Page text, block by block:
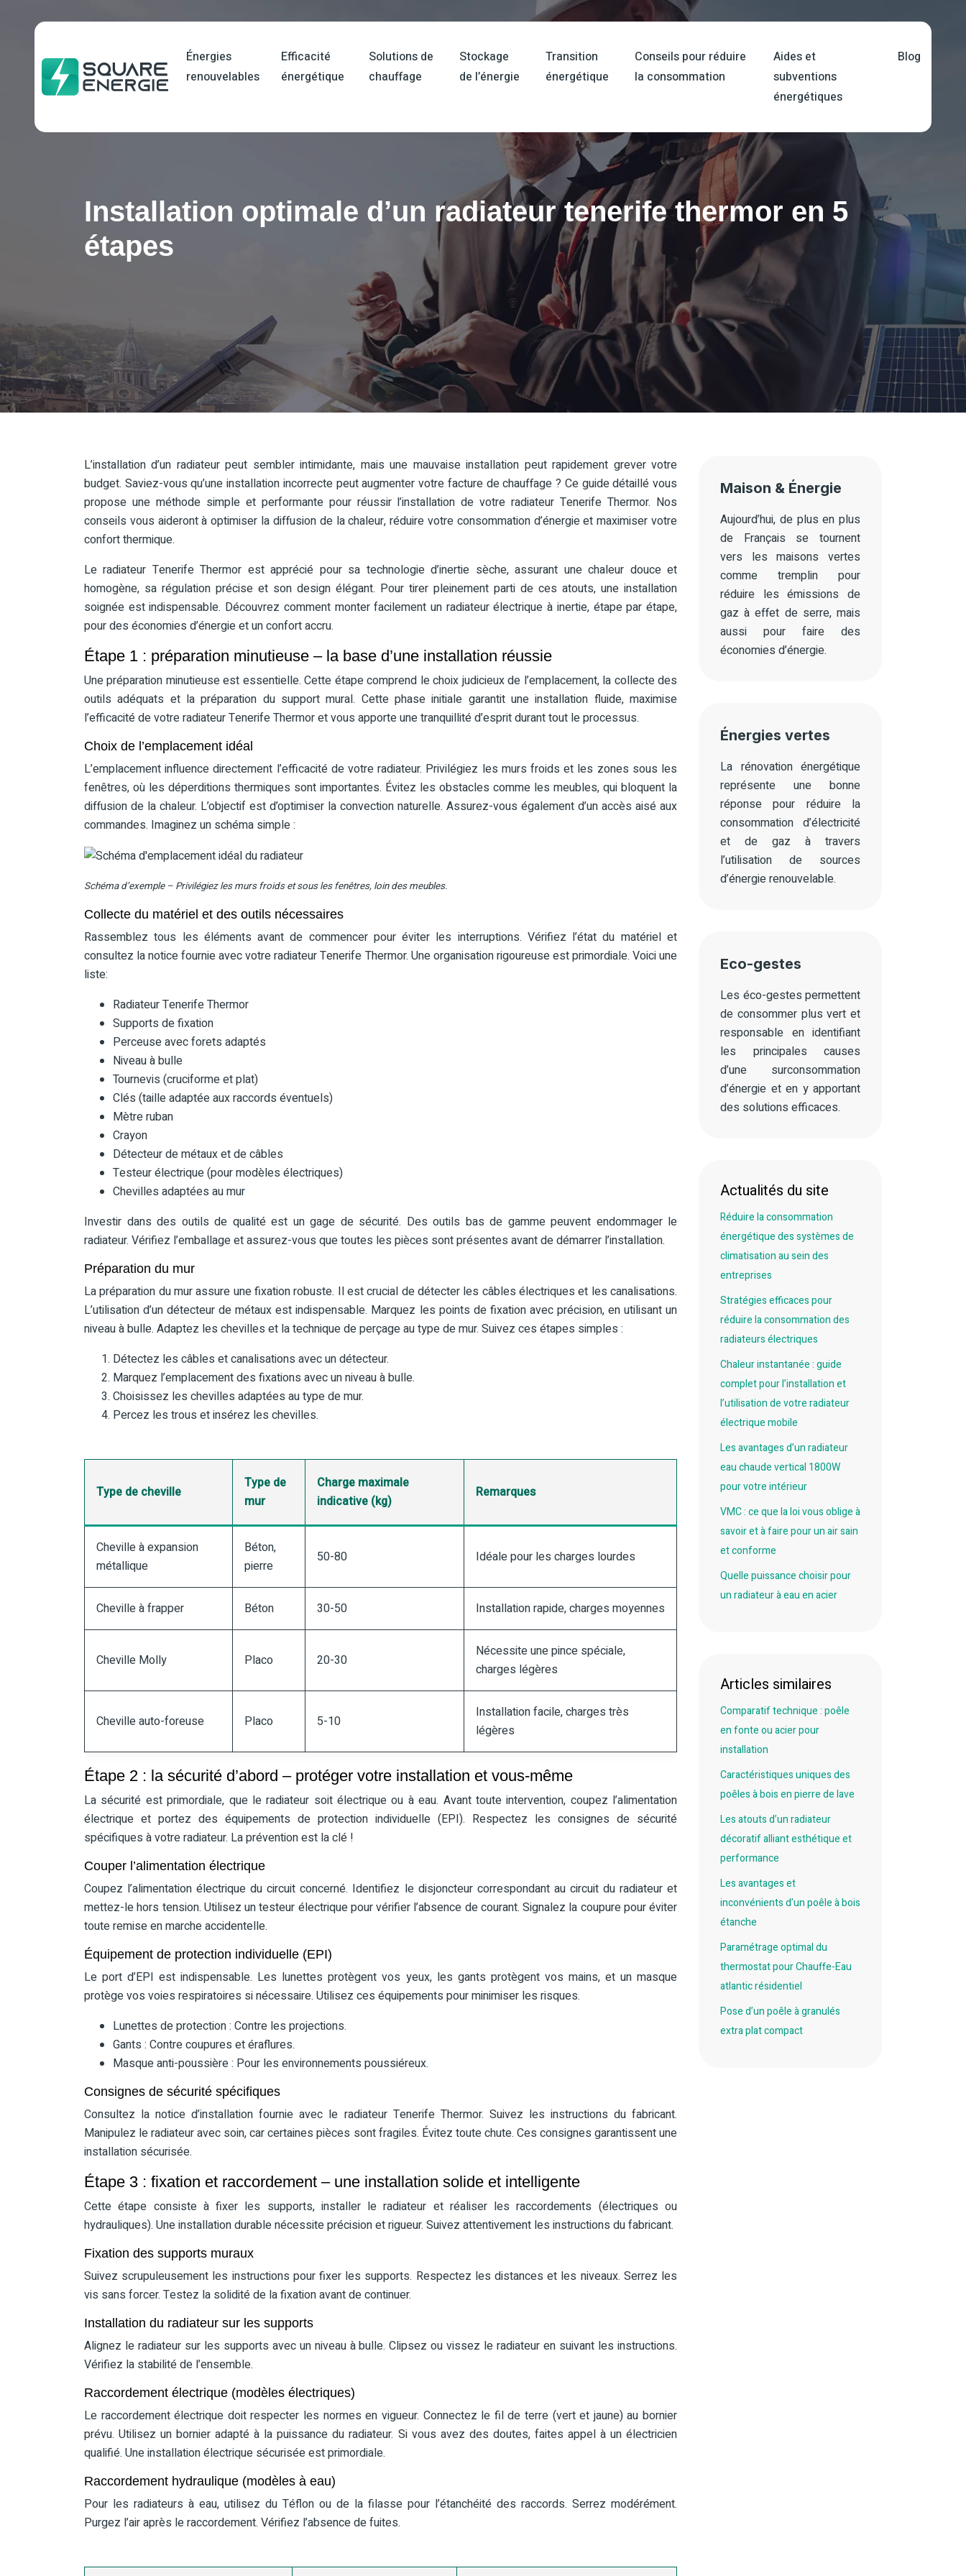
Énergies
renouvelables
Efficacité
énergétique
Solutions de
chauffage
Stockage
de l’énergie
Transition
énergétique
Conseils pour réduire
la consommation
Aides et
subventions
énergétiques
Blog
Installation optimale d’un radiateur tenerife thermor en 5
étapes
L’installation d’un radiateur peut sembler intimidante, mais une mauvaise installation peut rapidement grever votre
budget. Saviez-vous qu’une installation incorrecte peut augmenter votre facture de chauffage ? Ce guide détaillé vous
propose une méthode simple et performante pour réussir l’installation de votre radiateur Tenerife Thermor. Nos
conseils vous aideront à optimiser la diffusion de la chaleur, réduire votre consommation d’énergie et maximiser votre
confort thermique.
Le radiateur Tenerife Thermor est apprécié pour sa technologie d’inertie sèche, assurant une chaleur douce et
homogène, sa régulation précise et son design élégant. Pour tirer pleinement parti de ces atouts, une installation
soignée est indispensable. Découvrez comment monter facilement un radiateur électrique à inertie, étape par étape,
pour des économies d’énergie et un confort accru.
Étape 1 : préparation minutieuse – la base d’une installation réussie
Une préparation minutieuse est essentielle. Cette étape comprend le choix judicieux de l’emplacement, la collecte des
outils adéquats et la préparation du support mural. Cette phase initiale garantit une installation fluide, maximise
l’efficacité de votre radiateur Tenerife Thermor et vous apporte une tranquillité d’esprit durant tout le processus.
Choix de l’emplacement idéal
L’emplacement influence directement l’efficacité de votre radiateur. Privilégiez les murs froids et les zones sous les
fenêtres, où les déperditions thermiques sont importantes. Évitez les obstacles comme les meubles, qui bloquent la
diffusion de la chaleur. L’objectif est d’optimiser la convection naturelle. Assurez-vous également d’un accès aisé aux
commandes. Imaginez un schéma simple :
Schéma d’exemple – Privilégiez les murs froids et sous les fenêtres, loin des meubles.
Collecte du matériel et des outils nécessaires
Rassemblez tous les éléments avant de commencer pour éviter les interruptions. Vérifiez l’état du matériel et
consultez la notice fournie avec votre radiateur Tenerife Thermor. Une organisation rigoureuse est primordiale. Voici une
liste:
Radiateur Tenerife Thermor
Supports de fixation
Perceuse avec forets adaptés
Niveau à bulle
Tournevis (cruciforme et plat)
Clés (taille adaptée aux raccords éventuels)
Mètre ruban
Crayon
Détecteur de métaux et de câbles
Testeur électrique (pour modèles électriques)
Chevilles adaptées au mur
Investir dans des outils de qualité est un gage de sécurité. Des outils bas de gamme peuvent endommager le
radiateur. Vérifiez l’emballage et assurez-vous que toutes les pièces sont présentes avant de démarrer l’installation.
Préparation du mur
La préparation du mur assure une fixation robuste. Il est crucial de détecter les câbles électriques et les canalisations.
L’utilisation d’un détecteur de métaux est indispensable. Marquez les points de fixation avec précision, en utilisant un
niveau à bulle. Adaptez les chevilles et la technique de perçage au type de mur. Suivez ces étapes simples :
Détectez les câbles et canalisations avec un détecteur.
Marquez l’emplacement des fixations avec un niveau à bulle.
Choisissez les chevilles adaptées au type de mur.
Percez les trous et insérez les chevilles.
Type de cheville
Type de
mur
Charge maximale
indicative (kg)
Remarques
Cheville à expansion
métallique
Béton,
pierre
50-80 Idéale pour les charges lourdes
Cheville à frapper Béton 30-50 Installation rapide, charges moyennes
Cheville Molly Placo 20-30
Nécessite une pince spéciale,
charges légères
Cheville auto-foreuse Placo 5-10
Installation facile, charges très
légères
Étape 2 : la sécurité d’abord – protéger votre installation et vous-même
La sécurité est primordiale, que le radiateur soit électrique ou à eau. Avant toute intervention, coupez l’alimentation
électrique et portez des équipements de protection individuelle (EPI). Respectez les consignes de sécurité
spécifiques à votre radiateur. La prévention est la clé !
Couper l’alimentation électrique
Coupez l’alimentation électrique du circuit concerné. Identifiez le disjoncteur correspondant au circuit du radiateur et
mettez-le hors tension. Utilisez un testeur électrique pour vérifier l’absence de courant. Signalez la coupure pour éviter
toute remise en marche accidentelle.
Équipement de protection individuelle (EPI)
Le port d’EPI est indispensable. Les lunettes protègent vos yeux, les gants protègent vos mains, et un masque
protège vos voies respiratoires si nécessaire. Utilisez ces équipements pour minimiser les risques.
Lunettes de protection : Contre les projections.
Gants : Contre coupures et éraflures.
Masque anti-poussière : Pour les environnements poussiéreux.
Consignes de sécurité spécifiques
Consultez la notice d’installation fournie avec le radiateur Tenerife Thermor. Suivez les instructions du fabricant.
Manipulez le radiateur avec soin, car certaines pièces sont fragiles. Évitez toute chute. Ces consignes garantissent une
installation sécurisée.
Étape 3 : fixation et raccordement – une installation solide et intelligente
Cette étape consiste à fixer les supports, installer le radiateur et réaliser les raccordements (électriques ou
hydrauliques). Une installation durable nécessite précision et rigueur. Suivez attentivement les instructions du fabricant.
Fixation des supports muraux
Suivez scrupuleusement les instructions pour fixer les supports. Respectez les distances et les niveaux. Serrez les
vis sans forcer. Testez la solidité de la fixation avant de continuer.
Installation du radiateur sur les supports
Alignez le radiateur sur les supports avec un niveau à bulle. Clipsez ou vissez le radiateur en suivant les instructions.
Vérifiez la stabilité de l’ensemble.
Raccordement électrique (modèles électriques)
Le raccordement électrique doit respecter les normes en vigueur. Connectez le fil de terre (vert et jaune) au bornier
prévu. Utilisez un bornier adapté à la puissance du radiateur. Si vous avez des doutes, faites appel à un électricien
qualifié. Une installation électrique sécurisée est primordiale.
Raccordement hydraulique (modèles à eau)
Pour les radiateurs à eau, utilisez du Téflon ou de la filasse pour l’étanchéité des raccords. Serrez modérément.
Purgez l’air après le raccordement. Vérifiez l’absence de fuites.
Maison & Énergie
Aujourd’hui, de plus en plus
de Français se tournent
vers les maisons vertes
comme tremplin pour
réduire les émissions de
gaz à effet de serre, mais
aussi pour faire des
économies d’énergie.
Énergies vertes
La rénovation énergétique
représente une bonne
réponse pour réduire la
consommation d’électricité
et de gaz à travers
l’utilisation de sources
d’énergie renouvelable.
Eco-gestes
Les éco-gestes permettent
de consommer plus vert et
responsable en identifiant
les principales causes
d’une surconsommation
d’énergie et en y apportant
des solutions efficaces.
Actualités du site
Réduire la consommation
énergétique des systèmes de
climatisation au sein des
entreprises
Stratégies efficaces pour
réduire la consommation des
radiateurs électriques
Chaleur instantanée : guide
complet pour l’installation et
l’utilisation de votre radiateur
électrique mobile
Les avantages d’un radiateur
eau chaude vertical 1800W
pour votre intérieur
VMC : ce que la loi vous oblige à
savoir et à faire pour un air sain
et conforme
Quelle puissance choisir pour
un radiateur à eau en acier
Articles similaires
Comparatif technique : poêle
en fonte ou acier pour
installation
Caractéristiques uniques des
poêles à bois en pierre de lave
Les atouts d’un radiateur
décoratif alliant esthétique et
performance
Les avantages et
inconvénients d’un poêle à bois
étanche
Paramétrage optimal du
thermostat pour Chauffe-Eau
atlantic résidentiel
Pose d’un poêle à granulés
extra plat compact